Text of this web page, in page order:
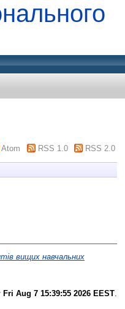
Atom RSS 1.0 RSS 2.0
вищих навчальних
Fri Aug 7 15:39:55 2026 EEST